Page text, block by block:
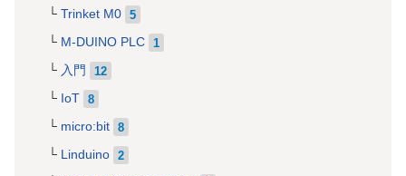
Trinket M0 5
M-DUINO PLC 1
入門 12
IoT 8
micro:bit 8
Linduino 2